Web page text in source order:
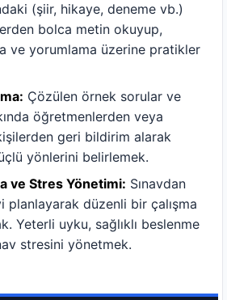
(şiir, hikaye, deneme vb.)
bolca metin okuyup,
ve yorumlama üzerine pratikler
Çözülen örnek sorular ve
öğretmenlerden veya
geri bildirim alarak
yönlerini belirlemek.
ve Stres Yönetimi: Sınavdan
planlayarak düzenli bir çalışma
Yeterli uyku, sağlıklı beslenme
stresini yönetmek.